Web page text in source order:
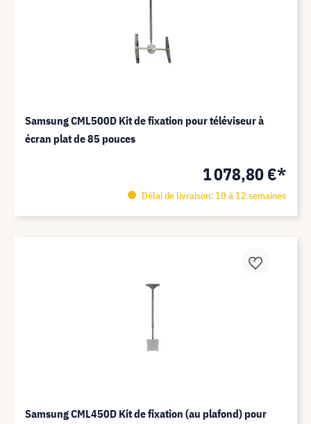
Samsung CML500D Kit de fixation pour téléviseur à
écran plat de 85 pouces
1 078,80 €*
Délai de livraison: 10 à 12 semaines
Samsung CML450D Kit de fixation (au plafond) pour